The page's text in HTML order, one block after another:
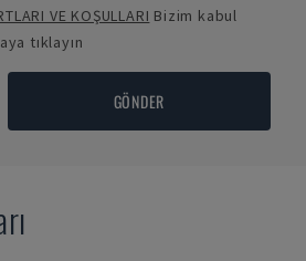
VE KOŞULLARI Bizim kabul
tıklayın
GÖNDER